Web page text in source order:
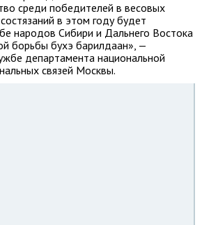
среди победителей в весовых
в этом году будет
народов Сибири и Дальнего Востока
борьбы бухэ барилдаан», —
департамента национальной
связей Москвы.